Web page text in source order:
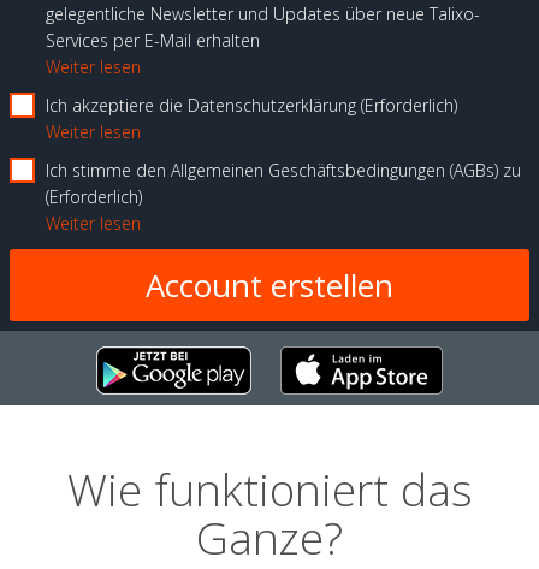
gelegentliche Newsletter und Updates über neue Talixo-
Services per E-Mail erhalten
Weiter lesen
Ich akzeptiere die Datenschutzerklärung Erforderlich
Weiter lesen
Ich stimme den Allgemeinen Geschäftsbedingungen (AGBs) zu
Erforderlich
Weiter lesen
Wie funktioniert das
Ganze?